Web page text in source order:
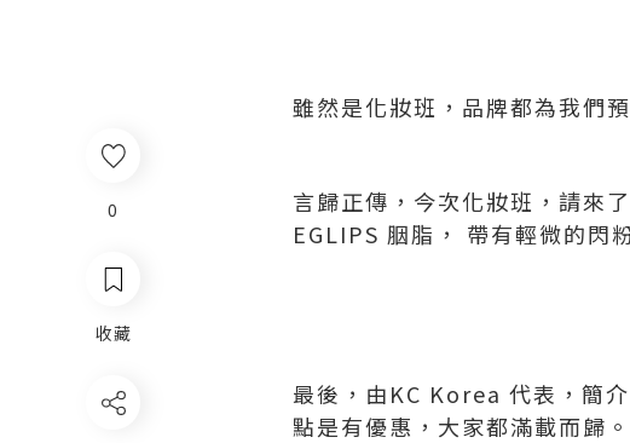
0
收藏
雖然是化妝班，品牌都為我們
言歸正傳，今次化妝班，請來
EGLIPS 胭脂， 帶有輕微的閃
最後，由KC Korea 代表，簡
點是有優惠，大家都滿載而歸。